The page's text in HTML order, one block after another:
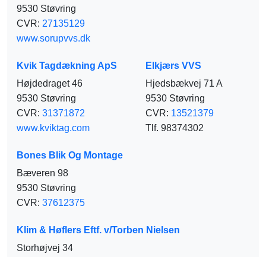
9530 Støvring
CVR: 27135129
www.sorupvvs.dk
Kvik Tagdækning ApS
Højdedraget 46
9530 Støvring
CVR: 31371872
www.kviktag.com
Elkjærs VVS
Hjedsbækvej 71 A
9530 Støvring
CVR: 13521379
Tlf. 98374302
Bones Blik Og Montage
Bæveren 98
9530 Støvring
CVR: 37612375
Klim & Høflers Eftf. v/Torben Nielsen
Storhøjvej 34